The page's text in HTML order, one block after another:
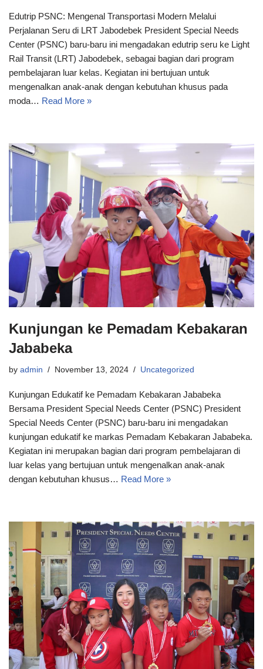
Edutrip PSNC: Mengenal Transportasi Modern Melalui
Perjalanan Seru di LRT Jabodebek President Special Needs
Center (PSNC) baru-baru ini mengadakan edutrip seru ke Light
Rail Transit (LRT) Jabodebek, sebagai bagian dari program
pembelajaran luar kelas. Kegiatan ini bertujuan untuk
mengenalkan anak-anak dengan kebutuhan khusus pada
moda… Read More »
Kunjungan ke Pemadam Kebakaran
Jababeka
by admin November 13, 2024 Uncategorized
Kunjungan Edukatif ke Pemadam Kebakaran Jababeka
Bersama President Special Needs Center (PSNC) President
Special Needs Center (PSNC) baru-baru ini mengadakan
kunjungan edukatif ke markas Pemadam Kebakaran Jababeka.
Kegiatan ini merupakan bagian dari program pembelajaran di
luar kelas yang bertujuan untuk mengenalkan anak-anak
dengan kebutuhan khusus… Read More »